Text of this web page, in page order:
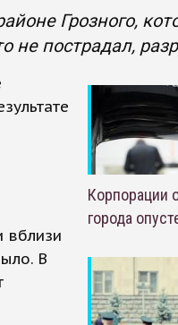
Грозного,
не пострадал,
вблизи
В
Корпорации
города